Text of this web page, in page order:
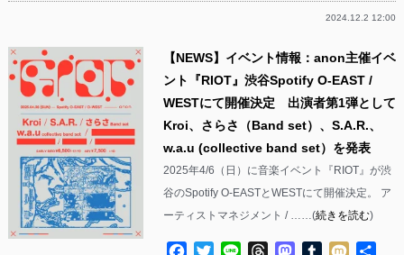
2024.12.2 12:00
【NEWS】イベント情報：anon主催イベ
ント『RIOT』渋谷Spotify O-EAST /
WESTにて開催決定 出演者第1弾として
Kroi、さらさ（Band set）、S.A.R.、
w.a.u (collective band set）を発表
2025年4/6（日）に音楽イベント『RIOT』が渋
谷のSpotify O-EASTとWESTにて開催決定。 ア
ーティストマネジメント / ……(続きを読む)
Facebook
TwitterLine ThreadsMastodon
Tumblr
Mixi